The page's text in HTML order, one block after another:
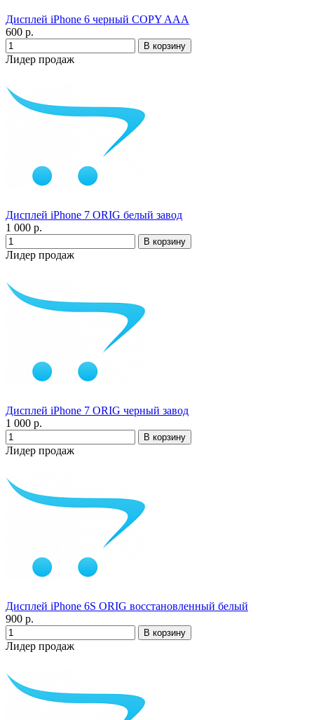
Дисплей iPhone 6 черный COPY AAA
600 р.
Лидер продаж
Дисплей iPhone 7 ORIG белый завод
1 000 р.
Лидер продаж
Дисплей iPhone 7 ORIG черный завод
1 000 р.
Лидер продаж
Дисплей iPhone 6S ORIG восстановленный белый
900 р.
Лидер продаж